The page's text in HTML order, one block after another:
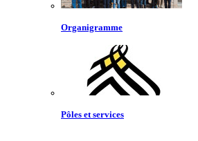
Organigramme
Pôles et services